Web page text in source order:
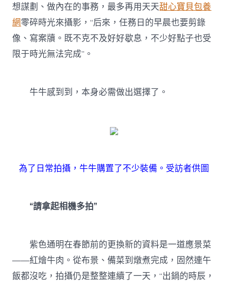
想謀劃、做內在的事務，最多再用天天甜心寶貝包養
網零碎時光來攝影，“后來，任務日的早晨也要剪錄
像、寫案牘。既不克不及好好歇息，不少好點子也受
限于時光無法完成”。
牛牛感到到，本身必需做出選擇了。
為了日常拍攝，牛牛購置了不少裝備。受訪者供圖
“請拿起相機多拍”
紫色通明在春節前的更換新的資料是一道應景菜
——紅燴牛肉。從布景、備菜到燉煮完成，固然連午
飯都沒吃，拍攝仍是整整連續了一天，“出鍋的時辰，